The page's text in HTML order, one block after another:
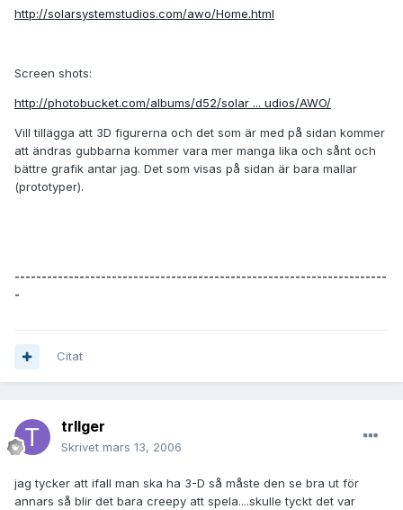
http://solarsystemstudios.com/awo/Home.html
Screen shots:
http://photobucket.com/albums/d52/solar ... udios/AWO/
Vill tillägga att 3D figurerna och det som är med på sidan kommer
att ändras gubbarna kommer vara mer manga lika och sånt och
bättre grafik antar jag. Det som visas på sidan är bara mallar
(prototyper).
---------------------------------------------------------------------
-
Citat
trIIger
Skrivet mars 13, 2006
jag tycker att ifall man ska ha 3-D så måste den se bra ut för
annars så blir det bara creepy att spela....skulle tyckt det var